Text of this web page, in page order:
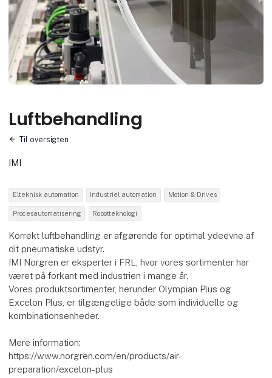
Luftbehandling
Til oversigten
IMI
Elteknisk automation Industriel automation Motion & Drives
Procesautomatisering Robotteknologi
Korrekt luftbehandling er afgørende for optimal ydeevne af
dit pneumatiske udstyr.
IMI Norgren er eksperter i FRL, hvor vores sortimenter har
været på forkant med industrien i mange år.
Vores produktsortimenter, herunder Olympian Plus og
Excelon Plus, er tilgængelige både som individuelle og
kombinationsenheder.
Mere information:
https://www.norgren.com/en/products/air-
preparation/excelon-plus